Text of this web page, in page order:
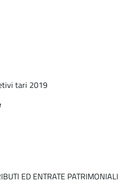
tari 2019
ED ENTRATE PATRIMONIALI